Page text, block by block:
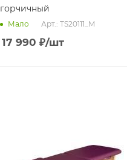
горчичный
Мало Арт.: TS20111_M
17 990 ₽/шт